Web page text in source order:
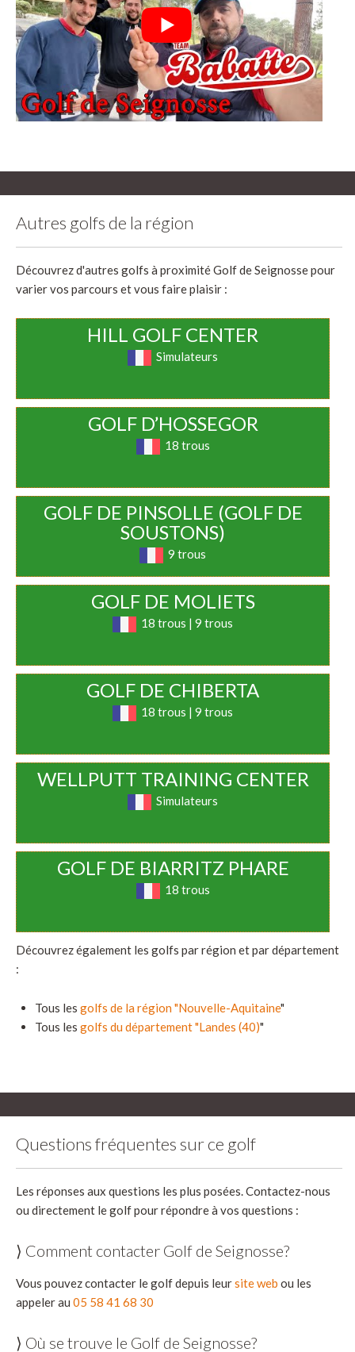
Autres golfs de la région
Découvrez d'autres golfs à proximité Golf de Seignosse pour
varier vos parcours et vous faire plaisir :
HILL GOLF CENTER
Simulateurs
GOLF D’HOSSEGOR
18 trous
GOLF DE PINSOLLE (GOLF DE
SOUSTONS)
9 trous
GOLF DE MOLIETS
18 trous | 9 trous
GOLF DE CHIBERTA
18 trous | 9 trous
WELLPUTT TRAINING CENTER
Simulateurs
GOLF DE BIARRITZ PHARE
18 trous
Découvrez également les golfs par région et par département
:
Tous les golfs de la région "Nouvelle-Aquitaine"
Tous les golfs du département "Landes (40)"
Questions fréquentes sur ce golf
Les réponses aux questions les plus posées. Contactez-nous
ou directement le golf pour répondre à vos questions :
⟩ Comment contacter Golf de Seignosse?
Vous pouvez contacter le golf depuis leursite web ou les
appeler au 05 58 41 68 30
⟩ Où se trouve le Golf de Seignosse?